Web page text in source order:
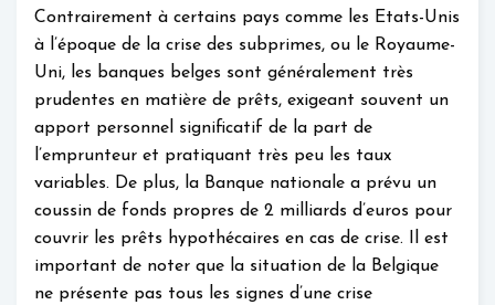
Contrairement à certains pays comme les Etats-Unis
à l’époque de la crise des subprimes, ou le Royaume-
Uni, les banques belges sont généralement très
prudentes en matière de prêts, exigeant souvent un
apport personnel significatif de la part de
l’emprunteur et pratiquant très peu les taux
variables. De plus, la Banque nationale a prévu un
coussin de fonds propres de 2 milliards d’euros pour
couvrir les prêts hypothécaires en cas de crise. Il est
important de noter que la situation de la Belgique
ne présente pas tous les signes d’une crise